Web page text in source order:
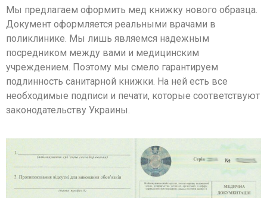
Мы предлагаем оформить мед книжку нового образца.
Документ оформляется реальными врачами в
поликлинике. Мы лишь являемся надежным
посредником между вами и медицинским
учреждением. Поэтому мы смело гарантируем
подлинность санитарной книжки. На ней есть все
необходимые подписи и печати, которые соответствуют
законодательству Украины.